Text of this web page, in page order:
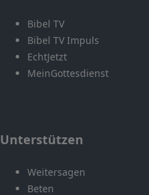
Bibel TV
Bibel TV Impuls
EchtJetzt
MeinGottesdienst
Unterstützen
Weitersagen
Beten